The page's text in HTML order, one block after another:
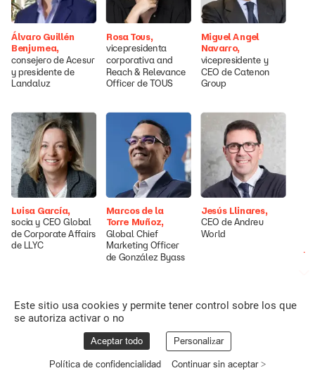
Este sitio usa cookies y permite tener control sobre los que
se autoriza activar o no
Aceptar todo Personalizar
Política de confidencialidad Continuar sin aceptar >
Álvaro Guillén
Benjumea,
consejero de Acesur
y presidente de
Landaluz
Luisa García,
socia y CEO Global
de Corporate Affairs
de LLYC
Rosa Tous,
vicepresidenta
corporativa and
Reach & Relevance
Officer de TOUS
Marcos de la
Torre Muñoz,
Global Chief
Marketing Officer
de González Byass
Miguel Angel
Navarro,
vicepresidente y
CEO de Catenon
Group
Jesús Llinares,
CEO de Andreu
World